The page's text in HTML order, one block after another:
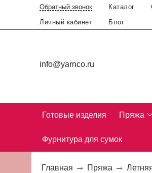
Обратный звонок Каталог
Личный кабинет Блог
info@yarnco.ru
Готовые изделия Пряжа
Фурнитура для сумок
Главная Пряжа